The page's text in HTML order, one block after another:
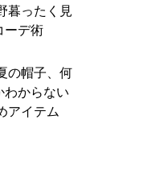
暮ったく見
ーデ術
の帽子、何
わからない
アイテム